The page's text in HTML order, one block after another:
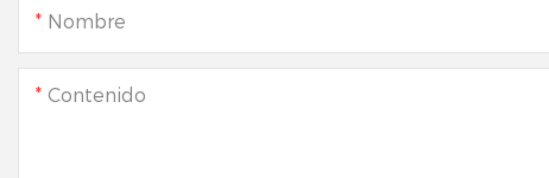
Nombre
Contenido